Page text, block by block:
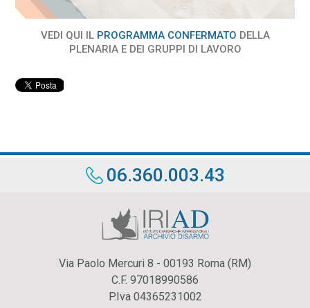
VEDI QUI IL PROGRAMMA CONFERMATO DELLA
PLENARIA E DEI GRUPPI DI LAVORO
06.360.003.43
Via Paolo Mercuri 8 - 00193 Roma (RM)
C.F. 97018990586
P.Iva 04365231002